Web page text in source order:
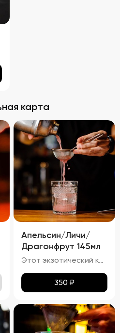
карта
Апельсин/Личи/
Драгонфрут 145мл
Этот экзотический коктейль привлекает внимание своим розово-оранжевым оттенком, полученным от сочетания апельсинового сока и драгонфрукта. Яркий аромат свежих тропических фруктов, таких как личи и драгонфрукт, гармонирует с лёгким цитрусовым ароматом апельсина и тонкими нотками джина с можжевельником.
350 ₽